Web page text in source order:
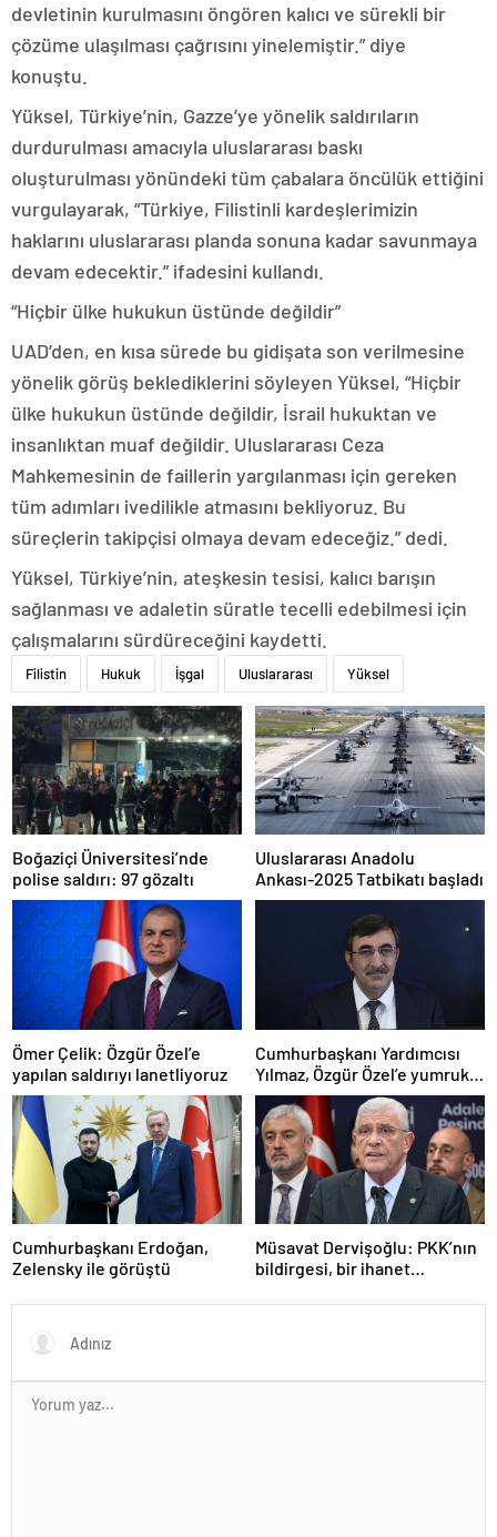
devletinin kurulmasını öngören kalıcı ve sürekli bir
çözüme ulaşılması çağrısını yinelemiştir.” diye
konuştu.
Yüksel, Türkiye’nin, Gazze’ye yönelik saldırıların
durdurulması amacıyla uluslararası baskı
oluşturulması yönündeki tüm çabalara öncülük ettiğini
vurgulayarak, “Türkiye, Filistinli kardeşlerimizin
haklarını uluslararası planda sonuna kadar savunmaya
devam edecektir.” ifadesini kullandı.
“Hiçbir ülke hukukun üstünde değildir”
UAD’den, en kısa sürede bu gidişata son verilmesine
yönelik görüş beklediklerini söyleyen Yüksel, “Hiçbir
ülke hukukun üstünde değildir, İsrail hukuktan ve
insanlıktan muaf değildir. Uluslararası Ceza
Mahkemesinin de faillerin yargılanması için gereken
tüm adımları ivedilikle atmasını bekliyoruz. Bu
süreçlerin takipçisi olmaya devam edeceğiz.” dedi.
Yüksel, Türkiye’nin, ateşkesin tesisi, kalıcı barışın
sağlanması ve adaletin süratle tecelli edebilmesi için
çalışmalarını sürdüreceğini kaydetti.
Filistin Hukuk İşgal Uluslararası Yüksel
Boğaziçi Üniversitesi’nde
polise saldırı: 97 gözaltı
Uluslararası Anadolu
Ankası-2025 Tatbikatı başladı
Ömer Çelik: Özgür Özel’e
yapılan saldırıyı lanetliyoruz
Cumhurbaşkanı Yardımcısı
Yılmaz, Özgür Özel’e yumruklu
saldırıyı kınadı
Cumhurbaşkanı Erdoğan,
Zelensky ile görüştü
Müsavat Dervişoğlu: PKK’nın
bildirgesi, bir ihanet